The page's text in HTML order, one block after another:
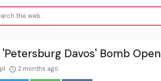
'Petersburg Davos' Bomb
2 months ago